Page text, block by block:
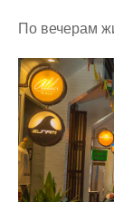
По вечерам